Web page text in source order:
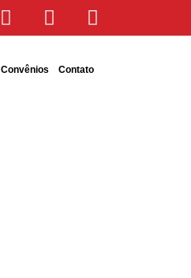
Convênios Contato